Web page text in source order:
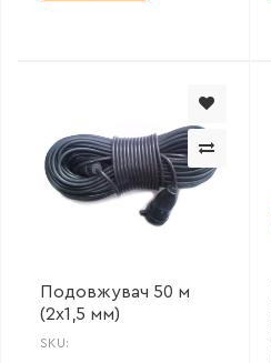
Подовжувач 50 м
(2х1,5 мм)
SKU: